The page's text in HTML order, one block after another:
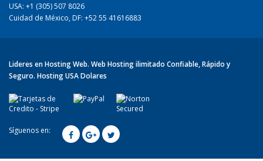
USA: +1 (305) 507 8026
Cuidad de México, DF: +52 55 41616883
Lideres en Hosting Web. Web Hosting ilimitado Confiable, Rápido y
Seguro. Hosting USA Dolares
Síguenos en: